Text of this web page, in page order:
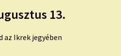
13.
az Ikrek jegyében